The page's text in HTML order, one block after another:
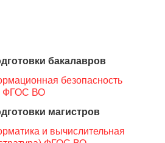
бакалавров
безопасность
ФГОС ВО
магистров
и вычислительная